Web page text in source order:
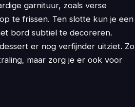
garnituur, zoals verse
te frissen. Ten slotte kun je een
bord subtiel te decoreren.
er nog verfijnder uitziet. Zo
maar zorg je er ook voor